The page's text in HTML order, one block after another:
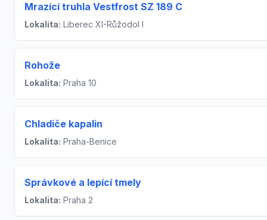
Mrazící truhla Vestfrost SZ 189 C
Lokalita: Liberec XI-Růžodol I
Rohože
Lokalita: Praha 10
Chladiče kapalin
Lokalita: Praha-Benice
Správkové a lepící tmely
Lokalita: Praha 2